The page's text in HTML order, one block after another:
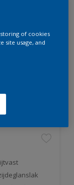
storing of cookies
site usage, and